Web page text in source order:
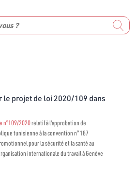
le projet de loi 2020/109 dans
n°109/2020relatif à l'approbation de
tunisienne à la convention n° 187
pour la sécurité et la santé au
internationale du travail à Genève